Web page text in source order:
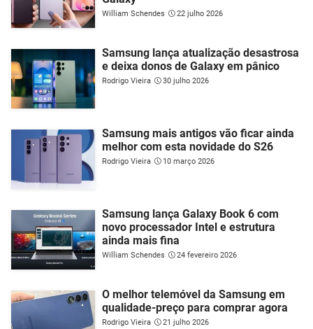
William Schendes 22 julho 2026
Samsung lança atualização desastrosa
e deixa donos de Galaxy em pânico
Rodrigo Vieira 30 julho 2026
Samsung mais antigos vão ficar ainda
melhor com esta novidade do S26
Rodrigo Vieira 10 março 2026
Samsung lança Galaxy Book 6 com
novo processador Intel e estrutura
ainda mais fina
William Schendes 24 fevereiro 2026
O melhor telemóvel da Samsung em
qualidade-preço para comprar agora
Rodrigo Vieira 21 julho 2026